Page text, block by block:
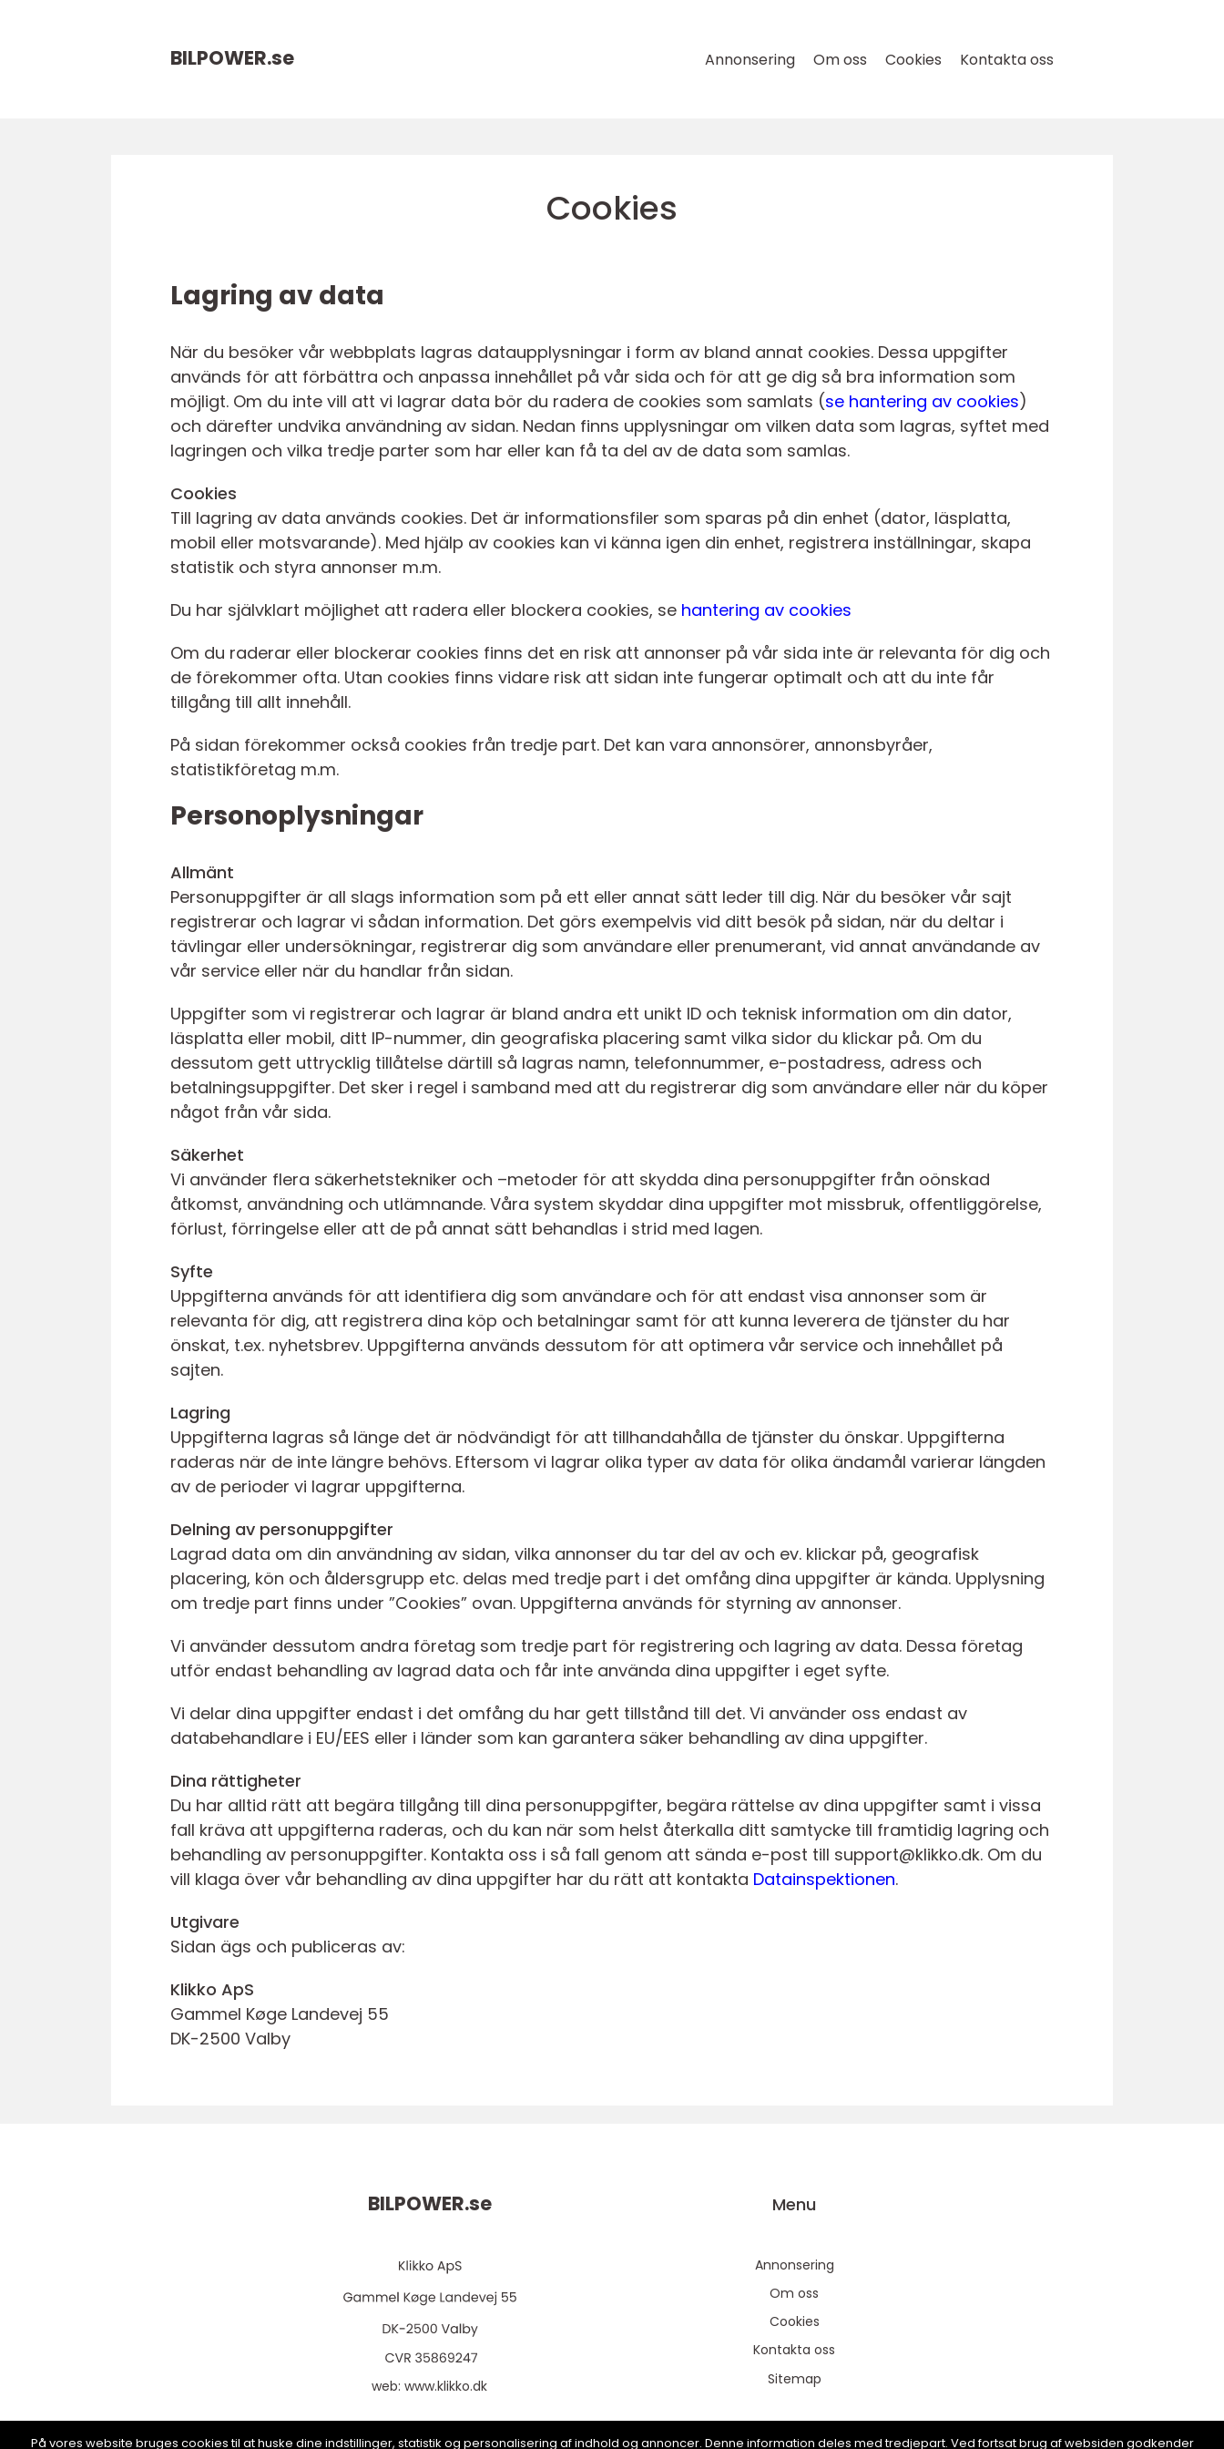
BILPOWER.se Annonsering Om oss Cookies Kontakta oss
Cookies
Lagring av data
När du besöker vår webbplats lagras dataupplysningar i form av bland annat cookies. Dessa uppgifter
används för att förbättra och anpassa innehållet på vår sida och för att ge dig så bra information som
möjligt. Om du inte vill att vi lagrar data bör du radera de cookies som samlats (se hantering av cookies)
och därefter undvika användning av sidan. Nedan finns upplysningar om vilken data som lagras, syftet med
lagringen och vilka tredje parter som har eller kan få ta del av de data som samlas.
Cookies
Till lagring av data används cookies. Det är informationsfiler som sparas på din enhet (dator, läsplatta,
mobil eller motsvarande). Med hjälp av cookies kan vi känna igen din enhet, registrera inställningar, skapa
statistik och styra annonser m.m.
Du har självklart möjlighet att radera eller blockera cookies, se hantering av cookies
Om du raderar eller blockerar cookies finns det en risk att annonser på vår sida inte är relevanta för dig och
de förekommer ofta. Utan cookies finns vidare risk att sidan inte fungerar optimalt och att du inte får
tillgång till allt innehåll.
På sidan förekommer också cookies från tredje part. Det kan vara annonsörer, annonsbyråer,
statistikföretag m.m.
Personoplysningar
Allmänt
Personuppgifter är all slags information som på ett eller annat sätt leder till dig. När du besöker vår sajt
registrerar och lagrar vi sådan information. Det görs exempelvis vid ditt besök på sidan, när du deltar i
tävlingar eller undersökningar, registrerar dig som användare eller prenumerant, vid annat användande av
vår service eller när du handlar från sidan.
Uppgifter som vi registrerar och lagrar är bland andra ett unikt ID och teknisk information om din dator,
läsplatta eller mobil, ditt IP-nummer, din geografiska placering samt vilka sidor du klickar på. Om du
dessutom gett uttrycklig tillåtelse därtill så lagras namn, telefonnummer, e-postadress, adress och
betalningsuppgifter. Det sker i regel i samband med att du registrerar dig som användare eller när du köper
något från vår sida.
Säkerhet
Vi använder flera säkerhetstekniker och –metoder för att skydda dina personuppgifter från oönskad
åtkomst, användning och utlämnande. Våra system skyddar dina uppgifter mot missbruk, offentliggörelse,
förlust, förringelse eller att de på annat sätt behandlas i strid med lagen.
Syfte
Uppgifterna används för att identifiera dig som användare och för att endast visa annonser som är
relevanta för dig, att registrera dina köp och betalningar samt för att kunna leverera de tjänster du har
önskat, t.ex. nyhetsbrev. Uppgifterna används dessutom för att optimera vår service och innehållet på
sajten.
Lagring
Uppgifterna lagras så länge det är nödvändigt för att tillhandahålla de tjänster du önskar. Uppgifterna
raderas när de inte längre behövs. Eftersom vi lagrar olika typer av data för olika ändamål varierar längden
av de perioder vi lagrar uppgifterna.
Delning av personuppgifter
Lagrad data om din användning av sidan, vilka annonser du tar del av och ev. klickar på, geografisk
placering, kön och åldersgrupp etc. delas med tredje part i det omfång dina uppgifter är kända. Upplysning
om tredje part finns under ”Cookies” ovan. Uppgifterna används för styrning av annonser.
Vi använder dessutom andra företag som tredje part för registrering och lagring av data. Dessa företag
utför endast behandling av lagrad data och får inte använda dina uppgifter i eget syfte.
Vi delar dina uppgifter endast i det omfång du har gett tillstånd till det. Vi använder oss endast av
databehandlare i EU/EES eller i länder som kan garantera säker behandling av dina uppgifter.
Dina rättigheter
Du har alltid rätt att begära tillgång till dina personuppgifter, begära rättelse av dina uppgifter samt i vissa
fall kräva att uppgifterna raderas, och du kan när som helst återkalla ditt samtycke till framtidig lagring och
behandling av personuppgifter. Kontakta oss i så fall genom att sända e-post till support@klikko.dk. Om du
vill klaga över vår behandling av dina uppgifter har du rätt att kontakta Datainspektionen.
Utgivare
Sidan ägs och publiceras av:
Klikko ApS
Gammel Køge Landevej 55
DK-2500 Valby
BILPOWER.se
web:www.klikko.dk
Menu
Annonsering
Om oss
Cookies
Kontakta oss
Sitemap
På vores website bruges cookies til at huske dine indstillinger, statistik og personalisering af indhold og annoncer. Denne information deles med tredjepart. Ved fortsat brug af websiden godkender